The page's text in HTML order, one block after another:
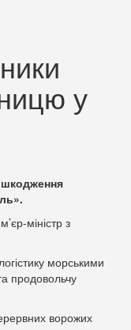
у
міністр з
морськими
продовольчу
ворожих